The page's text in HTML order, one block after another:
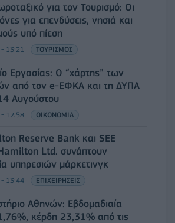
για τον Τουρισμό: Οι
για επενδύσεις, νησιά και
υπό πίεση
13:21 ΤΟΥΡΙΣΜΟΣ
Εργασίας: Ο “χάρτης” των
από τον e-ΕΦΚΑ και τη ΔΥΠΑ
Αυγούστου
12:58 ΟΙΚΟΝΟΜΙΑ
Reserve Bank και SEE
Ltd. συνάπτουν
υπηρεσιών μάρκετινγκ
13:44 ΕΠΙΧΕΙΡΗΣΕΙΣ
Αθηνών: Εβδομαδιαία
κέρδη 23,31% από τις